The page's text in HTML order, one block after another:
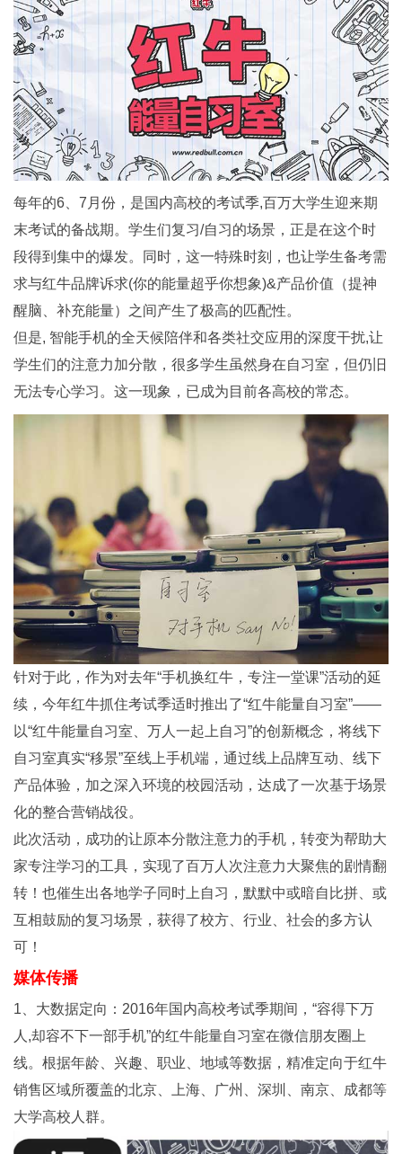
每年的6、7月份，是国内高校的考试季,百万大学生迎来期
末考试的备战期。学生们复习/自习的场景，正是在这个时
段得到集中的爆发。同时，这一特殊时刻，也让学生备考需
求与红牛品牌诉求(你的能量超乎你想象)&产品价值（提神
醒脑、补充能量）之间产生了极高的匹配性。
但是, 智能手机的全天候陪伴和各类社交应用的深度干扰,让
学生们的注意力加分散，很多学生虽然身在自习室，但仍旧
无法专心学习。这一现象，已成为目前各高校的常态。
针对于此，作为对去年“手机换红牛，专注一堂课”活动的延
续，今年红牛抓住考试季适时推出了“红牛能量自习室”——
以“红牛能量自习室、万人一起上自习”的创新概念，将线下
自习室真实“移景”至线上手机端，通过线上品牌互动、线下
产品体验，加之深入环境的校园活动，达成了一次基于场景
化的整合营销战役。
此次活动，成功的让原本分散注意力的手机，转变为帮助大
家专注学习的工具，实现了百万人次注意力大聚焦的剧情翻
转！也催生出各地学子同时上自习，默默中或暗自比拼、或
互相鼓励的复习场景，获得了校方、行业、社会的多方认
可！
媒体传播
1、大数据定向：2016年国内高校考试季期间，“容得下万
人,却容不下一部手机”的红牛能量自习室在微信朋友圈上
线。根据年龄、兴趣、职业、地域等数据，精准定向于红牛
销售区域所覆盖的北京、上海、广州、深圳、南京、成都等
大学高校人群。